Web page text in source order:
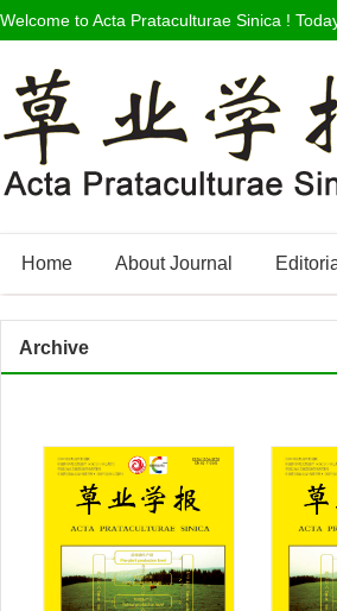
Welcome to Acta Prataculturae Sinica !
Home About Journal
Archive